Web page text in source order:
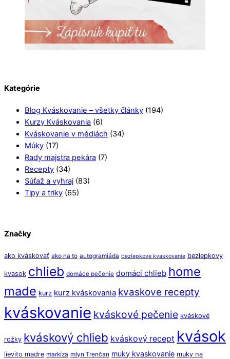
Kategórie
Blog Kváskovanie – všetky články (194)
Kurzy Kváskovania (6)
Kváskovanie v médiách (34)
Múky (17)
Rady majstra pekára (7)
Recepty (34)
Súťaž a vyhraj (83)
Tipy a triky (65)
Značky
ako kváskovať ako na to autogramiáda bezlepkove kvaskovanie bezlepkovy
kvasok chlieb domáce pečenie domáci chlieb home
made kurz kurz kváskovania kvaskove recepty
kváskovanie kváskové pečenie kváskové
rožky kváskový chlieb kváskový recept kvások
lievito madre markíza mlyn Trenčan muky kvaskovanie muky na